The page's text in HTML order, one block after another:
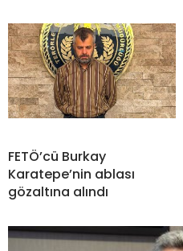
FETÖ’cü Burkay
Karatepe’nin ablası
gözaltına alındı